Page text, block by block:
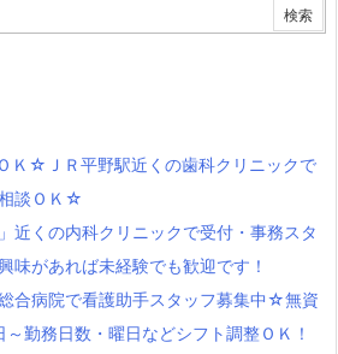
Ｋ☆ＪＲ平野駅近くの歯科クリニックで
談ＯＫ☆
近くの内科クリニックで受付・事務スタ
味があれば未経験でも歓迎です！
合病院で看護助手スタッフ募集中☆無資
勤務日数・曜日などシフト調整ＯＫ！